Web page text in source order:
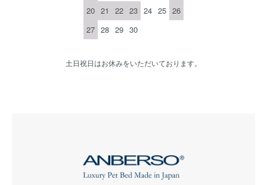
20 21 22 23 24 25 26
27 28 29 30
土日祝日はお休みをいただいております。